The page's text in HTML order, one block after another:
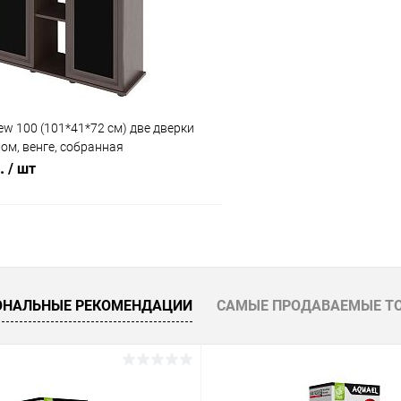
100 (101*41*72 см) две дверки
венге, собранная
/ шт
Под заказ
РЕКОМЕНДАЦИИ САМЫЕ ПРОДАВАЕМЫЕ